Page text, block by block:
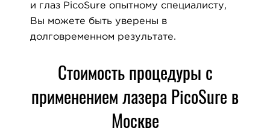
и глаз PicoSure опытному специалисту,
Вы можете быть уверены в
долговременном результате.
Стоимость процедуры с
применением лазера PicoSure в
Москве